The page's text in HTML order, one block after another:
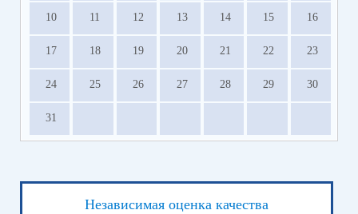
10 11 12 13 14 15 16
17 18 19 20 21 22 23
24 25 26 27 28 29 30
31
Независимая оценка качества